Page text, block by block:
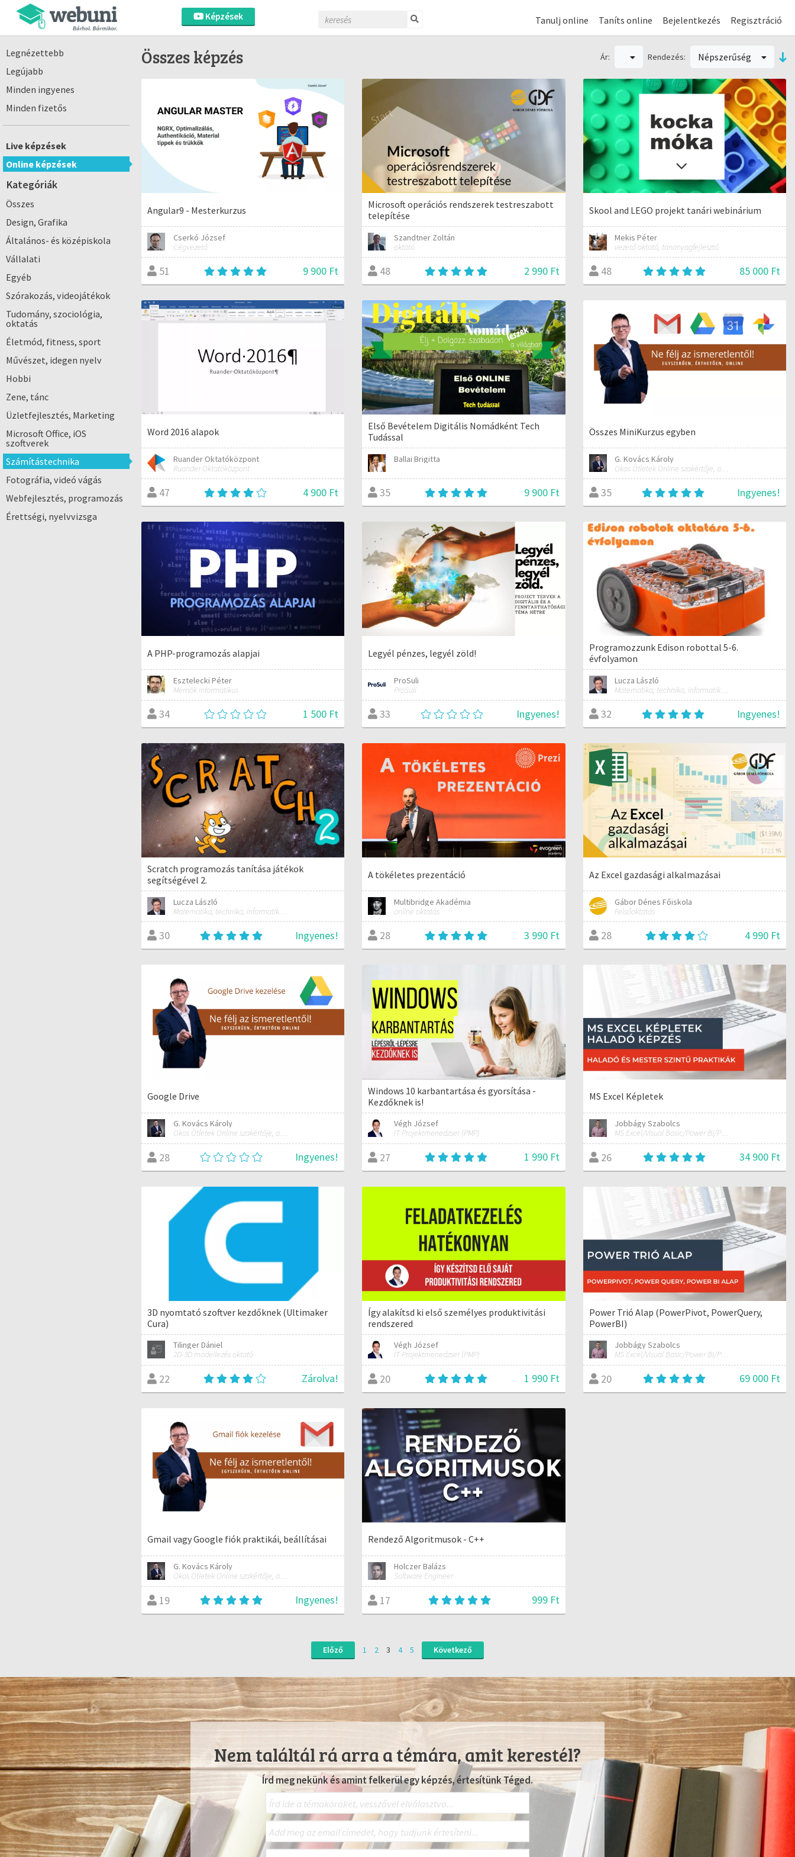
Képzések Tanulj online Taníts online Bejelentkezés Regisztráció
Legnézettebb
Legújabb
Minden ingyenes
Minden fizetős
Live képzések
Online képzések
Kategóriák
Összes
Design, Grafika
Általános- és középiskola
Vállalati
Egyéb
Szórakozás, videojátékok
Tudomány, szociológia,
oktatás
Életmód, fitness, sport
Művészet, idegen nyelv
Hobbi
Zene, tánc
Üzletfejlesztés, Marketing
Microsoft Office, iOS
szoftverek
Számítástechnika
Fotográfia, videó vágás
Webfejlesztés, programozás
Érettségi, nyelvvizsga
Összes képzés Ár: Rendezés: Népszerűség
Angular9 - Mesterkurzus
Cserkó József
Cégvezető
51 9 900 Ft
Microsoft operációs rendszerek testreszabott
telepítése
Szandtner Zoltán
oktató
48 2 990 Ft
Skool and LEGO projekt tanári webinárium
Mekis Péter
vezető oktató, tananyagfejlesztő
48 85 000 Ft
Word 2016 alapok
Ruander Oktatóközpont
Ruander Oktatóközpont
47 4 900 Ft
Első Bevételem Digitális Nomádként Tech
Tudással
Ballai Brigitta
35 9 900 Ft
Összes MiniKurzus egyben
G. Kovács Károly
Okos Ötletek Online szakértője, alapítója
35 Ingyenes!
A PHP-programozás alapjai
Esztelecki Péter
Mérnök informatikus
34 1 500 Ft
Legyél pénzes, legyél zöld!
ProSuli
ProSuli
33 Ingyenes!
Programozzunk Edison robottal 5-6.
évfolyamon
Lucza László
Matematika, technika, informatika szakos általános iskolai tanár; mentorpedagógus, mestertanár
32 Ingyenes!
Scratch programozás tanítása játékok
segítségével 2.
Lucza László
Matematika, technika, informatika szakos általános iskolai tanár; mentorpedagógus, mestertanár
30 Ingyenes!
A tökéletes prezentáció
Multibridge Akadémia
online oktatás
28 3 990 Ft
Az Excel gazdasági alkalmazásai
Gábor Dénes Főiskola
Felsőoktatás
28 4 990 Ft
Google Drive
G. Kovács Károly
Okos Ötletek Online szakértője, alapítója
28 Ingyenes!
Windows 10 karbantartása és gyorsítása -
Kezdőknek is!
Végh József
IT Projektmenedzser (PMP)
27 1 990 Ft
MS Excel Képletek
Jobbágy Szabolcs
MS Excel/Visual Basic/Power BI/Python adatelemzési szakértő
26 34 900 Ft
3D nyomtató szoftver kezdőknek (Ultimaker
Cura)
Tilinger Dániel
2D-3D modellezés oktató
22 Zárolva!
Így alakítsd ki első személyes produktivitási
rendszered
Végh József
IT Projektmenedzser (PMP)
20 1 990 Ft
Power Trió Alap (PowerPivot, PowerQuery,
PowerBI)
Jobbágy Szabolcs
MS Excel/Visual Basic/Power BI/Python adatelemzési szakértő
20 69 000 Ft
Gmail vagy Google fiók praktikái, beállításai
G. Kovács Károly
Okos Ötletek Online szakértője, alapítója
19 Ingyenes!
Rendező Algoritmusok - C++
Holczer Balázs
Software Engineer
17 999 Ft
Előző 1 2 3 4 5 Következő
Nem találtál rá arra a témára, amit kerestél?
Írd meg nekünk és amint felkerül egy képzés, értesítünk Téged.